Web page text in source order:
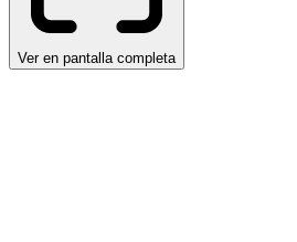
Ver en pantalla completa